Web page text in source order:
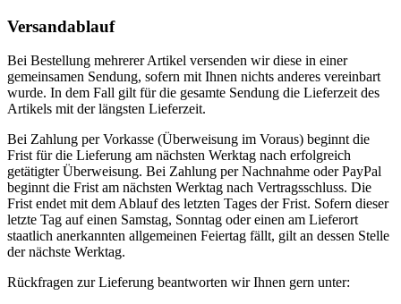
Versandablauf
Bei Bestellung mehrerer Artikel versenden wir diese in einer
gemeinsamen Sendung, sofern mit Ihnen nichts anderes vereinbart
wurde. In dem Fall gilt für die gesamte Sendung die Lieferzeit des
Artikels mit der längsten Lieferzeit.
Bei Zahlung per Vorkasse (Überweisung im Voraus) beginnt die
Frist für die Lieferung am nächsten Werktag nach erfolgreich
getätigter Überweisung. Bei Zahlung per Nachnahme oder PayPal
beginnt die Frist am nächsten Werktag nach Vertragsschluss. Die
Frist endet mit dem Ablauf des letzten Tages der Frist. Sofern dieser
letzte Tag auf einen Samstag, Sonntag oder einen am Lieferort
staatlich anerkannten allgemeinen Feiertag fällt, gilt an dessen Stelle
der nächste Werktag.
Rückfragen zur Lieferung beantworten wir Ihnen gern unter: